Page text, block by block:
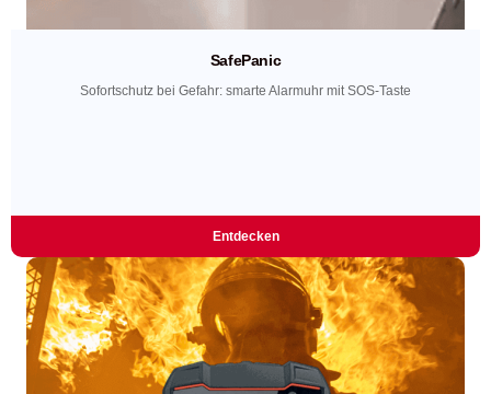
SafePanic
Sofortschutz bei Gefahr: smarte Alarmuhr mit SOS-Taste
Entdecken